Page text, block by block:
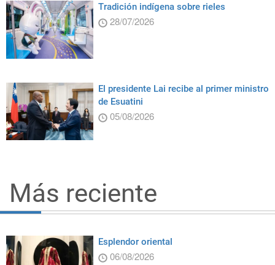
Tradición indígena sobre rieles
28/07/2026
El presidente Lai recibe al primer ministro
de Esuatini
05/08/2026
Más reciente
Esplendor oriental
06/08/2026